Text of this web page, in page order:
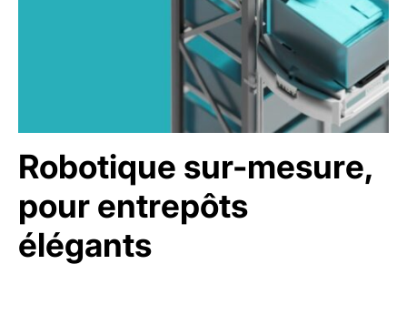
Robotique sur-mesure,
pour entrepôts
élégants